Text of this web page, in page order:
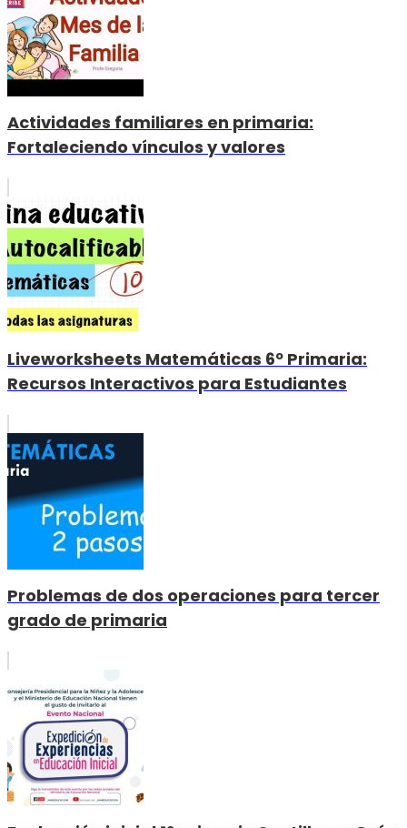
Actividades familiares en primaria:
Fortaleciendo vínculos y valores
Liveworksheets Matemáticas 6º Primaria:
Recursos Interactivos para Estudiantes
Problemas de dos operaciones para tercer
grado de primaria